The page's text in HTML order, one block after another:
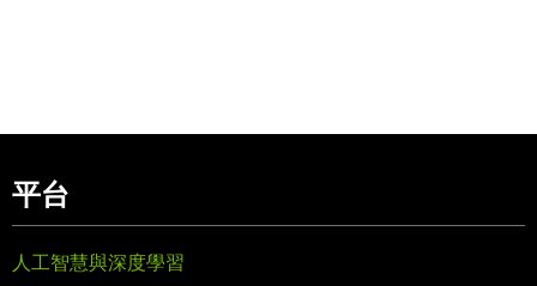
平台
人工智慧與深度學習